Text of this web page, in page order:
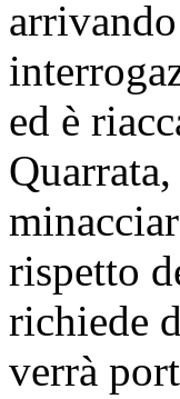
ed è
rispetto
richiede
verrà